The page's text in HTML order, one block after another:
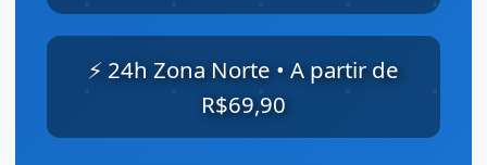
⚡ 24h Zona Norte • A partir de
R$69,90